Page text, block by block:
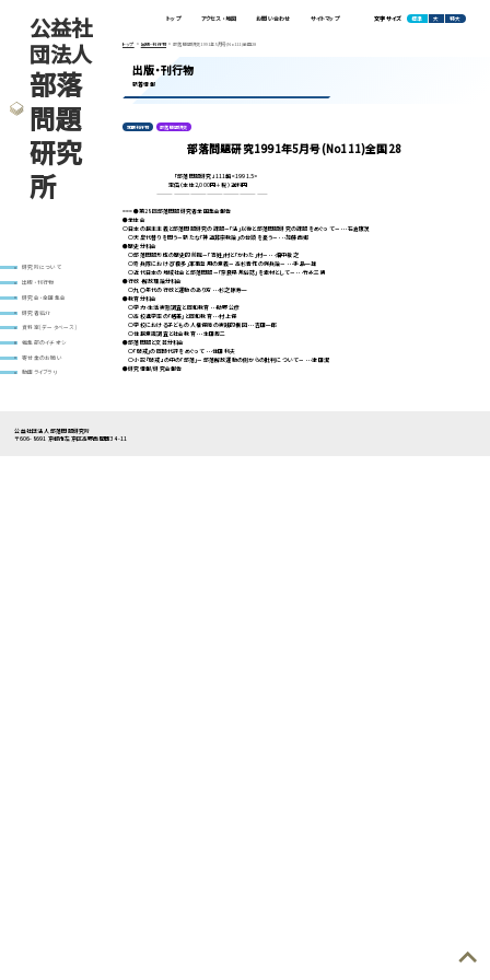
公益社
団法人
部落
問題
研究
所
研究所について
出版・刊行物
研究会・全国集会
研究者紹介
資料室(データベース)
編集部のイチオシ
寄付金のお願い
動画ライブラリ
トップ アクセス・地図 お問い合わせ サイトマップ 文字サイズ 標準 大 特大
トップ 出版・刊行物 部落問題研究1991年5月号(No111)全国28
出版・刊行物
新着情報
定期刊行物 部落問題研究
部落問題研究1991年5月号(No111)全国28
「部落問題研究」111輯<1991.5>
定価（本体2,000円＋税）送料円
————————————————————
===●第28回部落問題研究者全国集会報告
●全体会
○日本の民主主義と部落問題研究の課題－｢法｣以後と部落問題研究の課題をめぐって－･･･石倉康次
○天皇代替りを問う－新たな｢神道非宗教論｣の台頭を憂う－･･･加藤西郷
●歴史分科会
○部落問題形成の歴史的前提－｢百姓｣村と｢かわた｣村－･･･畑中敏之
○奇兵隊における｢穢多｣軍事登用の意義－高杉晋作の強兵論－･･･手島一雄
○近代日本の地域社会と部落問題－｢奈良県風俗誌｣を素材として－･･･竹永三男
●行政･解放理論分科会
○九〇年代の行政と運動のあり方･･･杉之原寿一
●教育分科会
○学力･生活実態調査と同和教育･･･助野公彦
○高校進学率の｢格差｣と同和教育･･･村上保
○学校における子どもの人権保障の実践的構図･･･吉田一郎
○住民意識調査と社会教育･･･生田周二
●部落問題と文芸分科会
○｢破戒｣の同時代評をめぐって･･･住田利夫
○小説『破戒』の中の｢部落｣－部落解放運動の側からの批判について－･･･津田潔
●研究情報/研究会報告
公益社団法人 部落問題研究所
〒606-8691 京都市左京区高野西開町34-11